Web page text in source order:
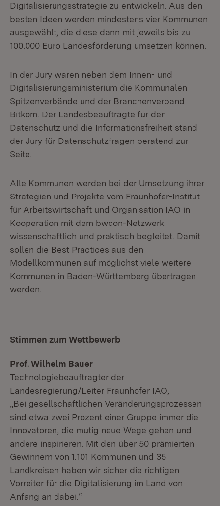
Digitalisierungsstrategie zu entwickeln. Aus den
besten Ideen werden mindestens vier Kommunen
ausgewählt, die diese dann mit jeweils bis zu
100.000 Euro Landesförderung umsetzen können.
In der Jury waren neben dem Innen- und
Digitalisierungsministerium die Kommunalen
Spitzenverbände und der Branchenverband
Bitkom. Der Landesbeauftragte für den
Datenschutz und die Informationsfreiheit stand
der Jury für Datenschutzfragen beratend zur
Seite.
Alle Kommunen werden bei der Umsetzung ihrer
Strategien und Projekte vom Fraunhofer-Institut
für Arbeitswirtschaft und Organisation IAO in
Kooperation mit dem bwcon-Netzwerk
wissenschaftlich und praktisch begleitet. Damit
sollen die Best Practices aus den
Modellkommunen auf möglichst viele weitere
Kommunen in Baden-Württemberg übertragen
werden.
Stimmen zum Wettbewerb
Prof. Wilhelm Bauer
Technologiebeauftragter der
Landesregierung/Leiter Fraunhofer IAO,
„Bei gesellschaftlichen Veränderungsprozessen
sind etwa zwei Prozent einer Gruppe immer die
Innovatoren, die mutig neue Wege gehen und
andere inspirieren. Mit den über 50 prämierten
Gewinnern von 1.101 Kommunen und 35
Landkreisen haben wir sicher die richtigen
Vorreiter für die Digitalisierung im Land von
Anfang an dabei.“